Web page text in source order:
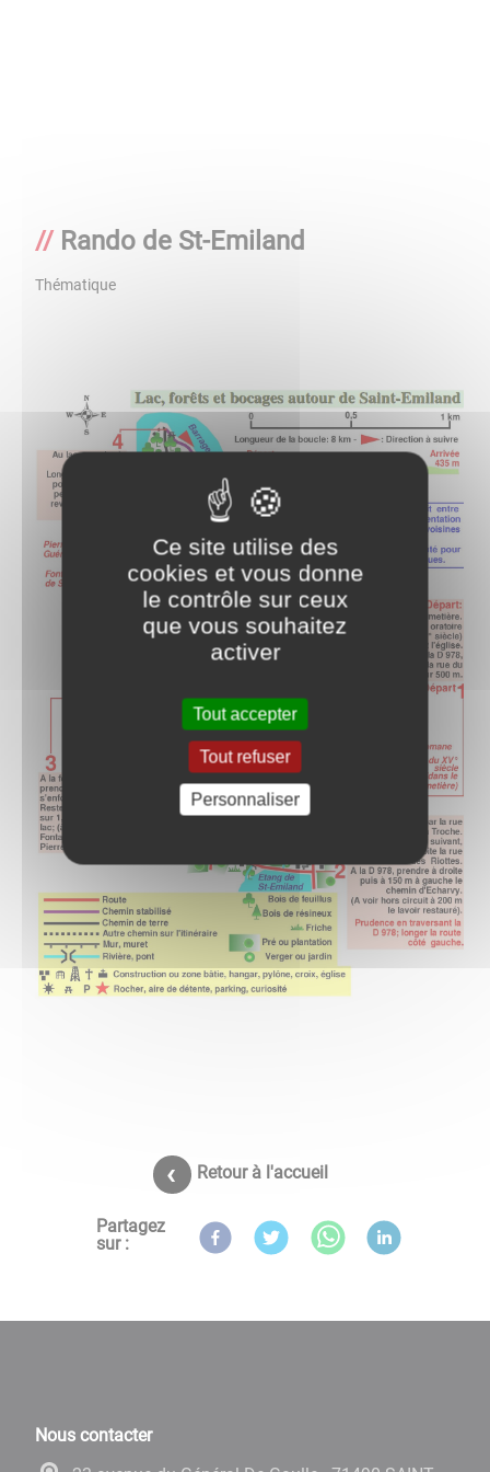
Rando de St-Emiland
Thématique
Retour à l'accueil
Partagez
sur :
Nous contacter
Ce site utilise des
cookies et vous donne
le contrôle sur ceux
que vous souhaitez
activer
Tout accepter
Tout refuser
Personnaliser